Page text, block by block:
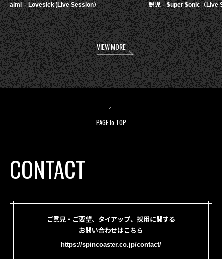
aimi – Lovesick (Live Session） 鋭児 – $uper $onic（Live
VIEW MORE
PAGE to TOP
CONTACT
ご意見・ご要望、タイアップ、採用に関する
お問い合わせはこちら
https://spincoaster.co.jp/contact/